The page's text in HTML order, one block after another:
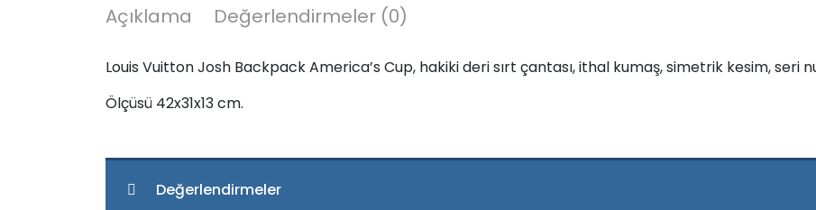
Açıklama Değerlendirmeler (0)
Louis Vuitton Josh Backpack America’s Cup, hakiki deri sırt çantası, ithal kumaş, simetrik kesim, seri
Ölçüsü 42x31x13 cm.
Değerlendirmeler